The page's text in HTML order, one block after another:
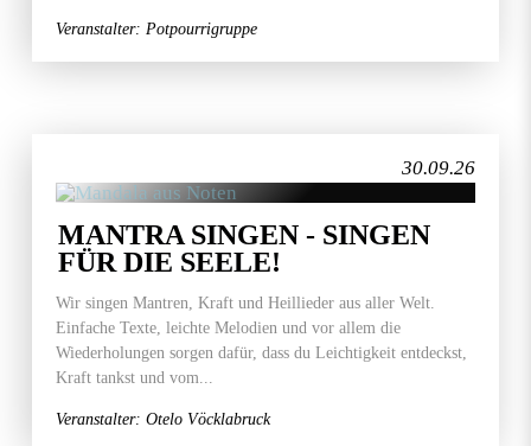
Veranstalter: Potpourrigruppe
30.09.26
MANTRA SINGEN - SINGEN
FÜR DIE SEELE!
Wir singen Mantren, Kraft und Heillieder aus aller Welt.
Einfache Texte, leichte Melodien und vor allem die
Wiederholungen sorgen dafür, dass du Leichtigkeit entdeckst,
Kraft tankst und vom...
Veranstalter: Otelo Vöcklabruck